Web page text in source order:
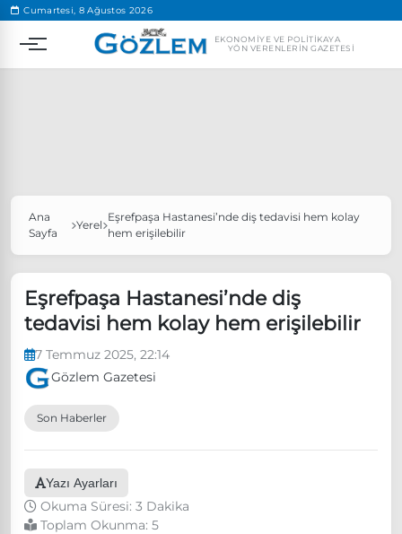
Cumartesi, 8 Ağustos 2026
EKONOMIYE VE POLITIKAYA
YÖN VERENLERIN GAZETESI
Popüler Aramalar
Özgür Özel, Ekrem İmamoğlu’nu ziyaret edecek
Ünlü çift bir etkinliğe daha katılmama kararı aldı
Ana
Sayfa
Yerel
Eşrefpaşa Hastanesi’nde diş tedavisi hem kolay
hem erişilebilir
Eşrefpaşa Hastanesi’nde diş
tedavisi hem kolay hem erişilebilir
7 Temmuz 2025, 22:14
Gözlem Gazetesi
Son Haberler
Yazı Ayarları
Okuma Süresi: 3 Dakika
Toplam Okunma: 5